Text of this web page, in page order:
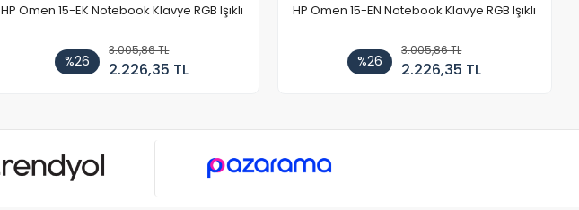
HP Omen 15-EK Notebook Klavye RGB Işıklı
%26
3.005,86 TL
2.226,35 TL
HP Omen 15-EN Notebook Klavye RGB Işıklı
%26
3.005,86 TL
2.226,35 TL